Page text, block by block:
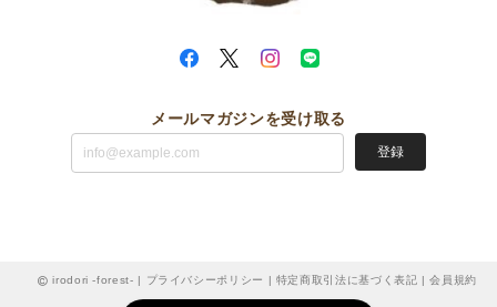
メールマガジンを受け取る
登録
irodori -forest- | プライバシーポリシー | 特定商取引法に基づく表記 |会員規約